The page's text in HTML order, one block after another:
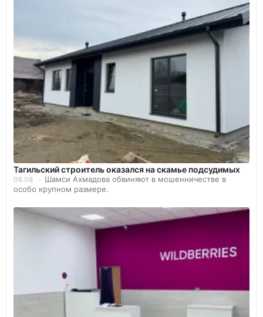
Тагильский строитель оказался на скамье подсудимых
06.08
Шамси Ахмадова обвиняют в мошенничестве в
особо крупном размере.